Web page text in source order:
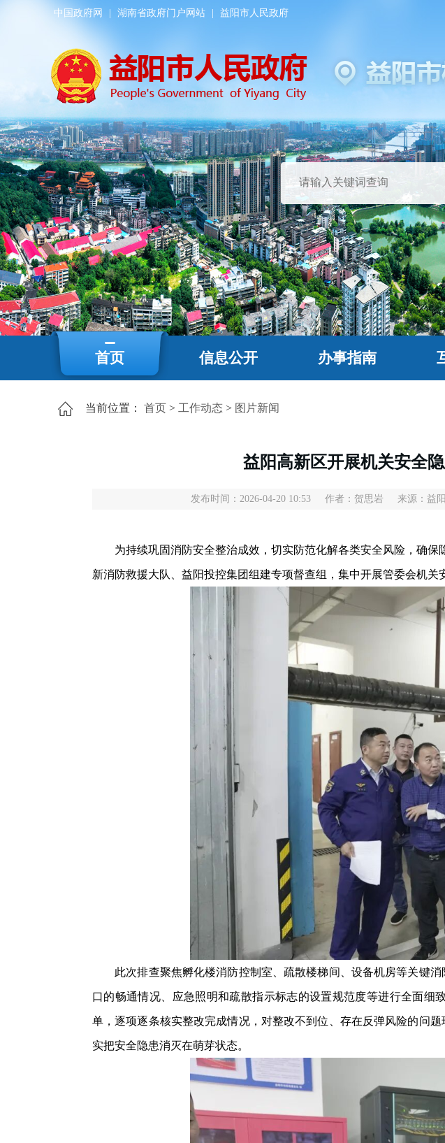
中国政府网 湖南省政府门户网站 益阳市人民政府
首页 信息公开 办事指南
当前位置： 首页 > 工作动态 > 图片新闻
益阳高新区开展机关安全
发布时间：2026-04-20 10:53 作者：贺思岩 来源：益
为持续巩固消防安全整治成效，切实防范化解各类安全风险，确保
新消防救援大队、益阳投控集团组建专项督查组，集中开展管委会机
此次排查聚焦孵化楼消防控制室、疏散楼梯间、设备机房等关键消
口的畅通情况、应急照明和疏散指示标志的设置规范度等进行全面
单，逐项逐条核实整改完成情况，对整改不到位、存在反弹风险的问
实把安全隐患消灭在萌芽状态。